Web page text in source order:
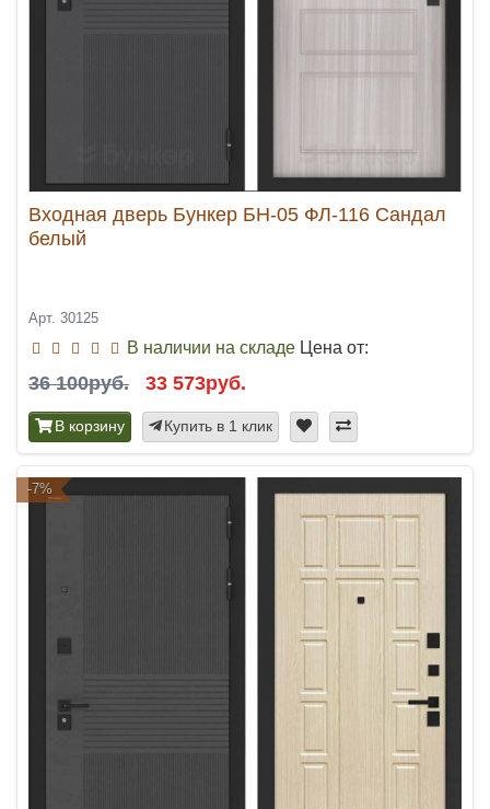
Входная дверь Бункер БН-05 ФЛ-116 Сандал
белый
Арт. 30125
В наличии на складе Цена от:
36 100руб. 33 573руб.
В корзину Купить в 1 клик
-7%